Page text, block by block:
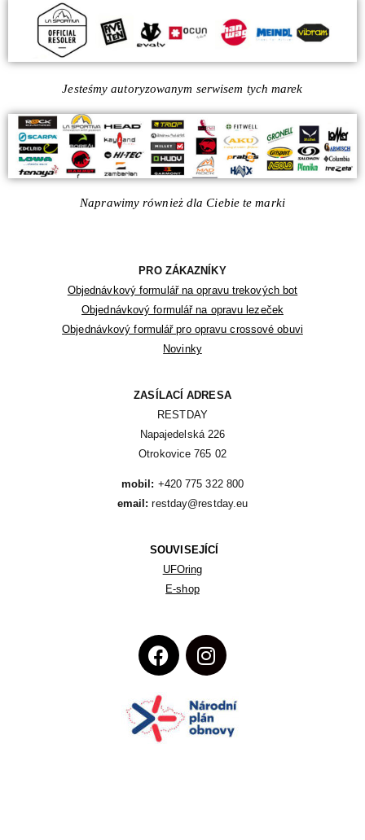
Jesteśmy autoryzowanym serwisem tych marek
Naprawimy również dla Ciebie te marki
PRO ZÁKAZNÍKY
Objednávkový formulář na opravu trekových bot
Objednávkový formulář na opravu lezeček
Objednávkový formulář pro opravu crossové obuvi
Novinky
ZASÍLACÍ ADRESA
RESTDAY
Napajedelská 226
Otrokovice 765 02
mobil:
email: restday@restday.eu
SOUVISEJÍCÍ
UFOring
E-shop